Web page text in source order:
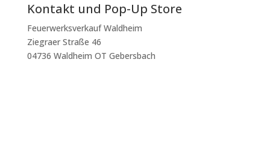
Kontakt und Pop-Up Store
Feuerwerksverkauf Waldheim
Ziegraer Straße 46
04736 Waldheim OT Gebersbach